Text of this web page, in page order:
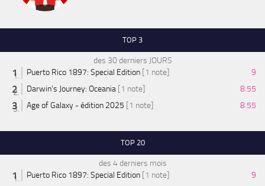
TOP 3
des 30 derniers JOURS
Puerto Rico 1897: Special Edition [1 note]
9
Darwin's Journey: Oceania [1 note]
8.55
Age of Galaxy - édition 2025 [1 note] 8.55
TOP 20
des 4 derniers mois
Puerto Rico 1897: Special Edition [1 note]
9